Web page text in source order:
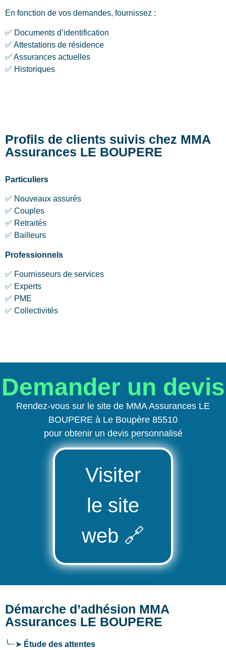
En fonction de vos demandes, fournissez :
✅ Documents d’identification
✅ Attestations de résidence
✅ Assurances actuelles
✅ Historiques
Profils de clients suivis chez MMA
Assurances LE BOUPERE
Particuliers
✅ Nouveaux assurés
✅ Couples
✅ Retraités
✅ Bailleurs
Professionnels
✅ Fournisseurs de services
✅ Experts
✅ PME
✅ Collectivités
Demander un devis
Rendez-vous sur le site de MMA Assurances LE
BOUPERE à Le Boupère 85510
pour obtenir un devis personnalisé
Visiter
le site
web 🔗
Démarche d’adhésion MMA
Assurances LE BOUPERE
╰┈➤ Étude des attentes